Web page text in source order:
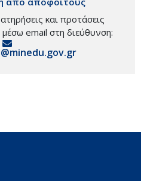
και προτάσεις
email στη διεύθυνση: